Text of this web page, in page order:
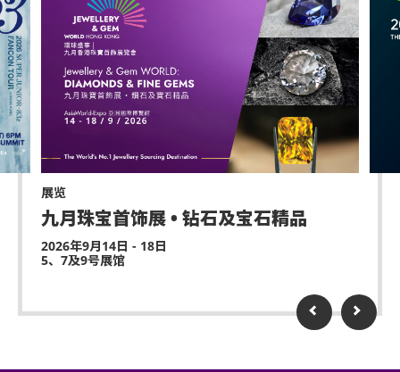
展览
九月珠宝首饰展 • 钻石及宝石精品
2026年9月14日 - 18日
5、7及9号展馆